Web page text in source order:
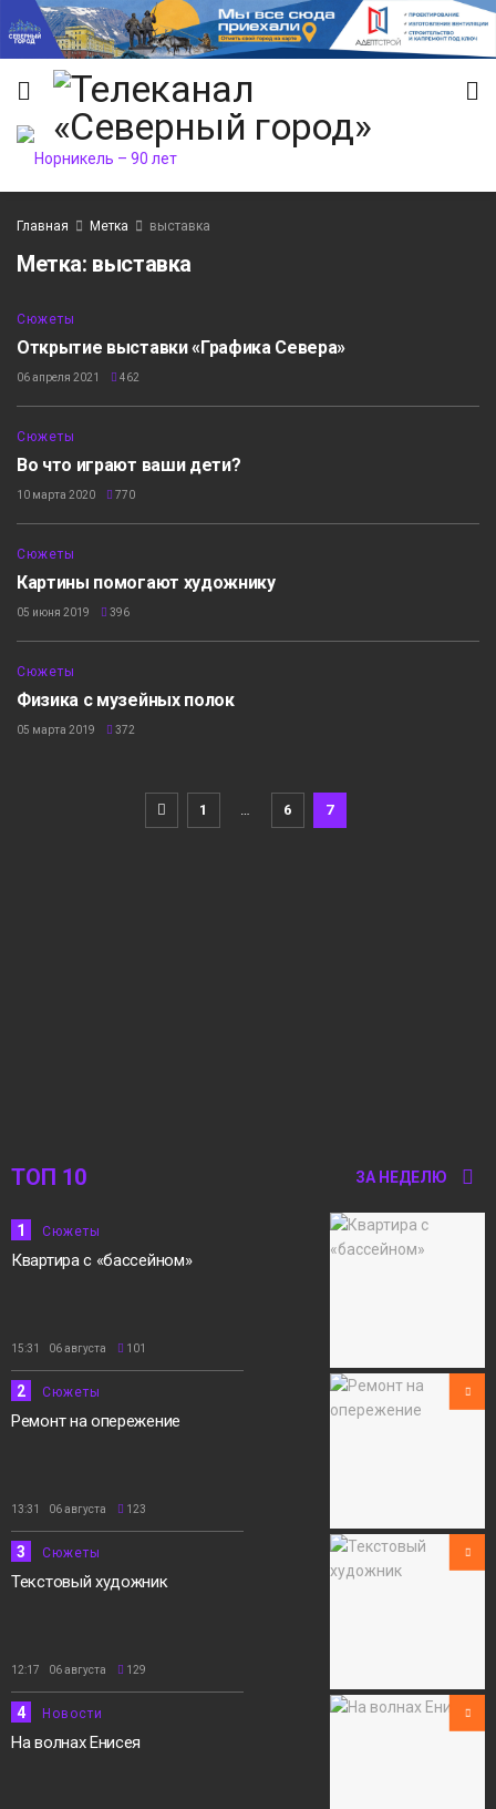
Главная Метка выставка
Метка: выставка
Сюжеты
Открытие выставки «Графика Севера»
06 апреля 2021 462
2:43
Сюжеты
Во что играют ваши дети?
10 марта 2020 770
Сюжеты
Картины помогают художнику
05 июня 2019 396
Сюжеты
Физика с музейных полок
05 марта 2019 372
1 6 7
ТОП 10 ЗА НЕДЕЛЮ
1 Сюжеты
Квартира с «бассейном»
15:31 06 августа 101
2 Сюжеты
Ремонт на опережение
13:31 06 августа 123
3 Сюжеты
Текстовый художник
12:17 06 августа 129
4 Новости
На волнах Енисея